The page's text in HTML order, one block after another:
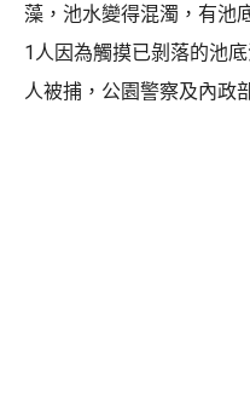
藻，池水變得混濁，有池
1人因為觸摸已剝落的池
人被捕，公園警察及內政